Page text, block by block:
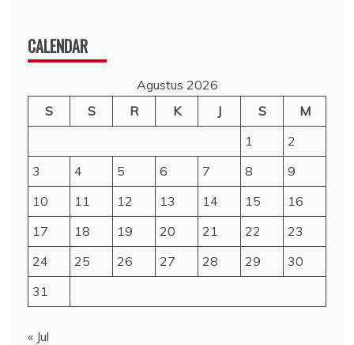
CALENDAR
Agustus 2026
S
S R K J S
M
1
2
3
4 5 6 7 8
9
10
11 12 13 14 15
16
17
18 19 20 21 22
23
24
25 26 27 28 29
30
31
« Jul